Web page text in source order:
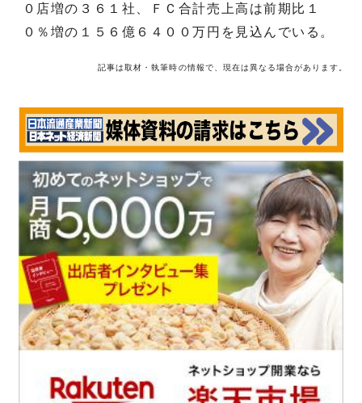
０店増の３６１社、ＦＣ合計売上高は前期比１
０％増の１５６億６４００万円を見込んでいる。
記事は取材・執筆時の情報で、現在は異なる場合があります。